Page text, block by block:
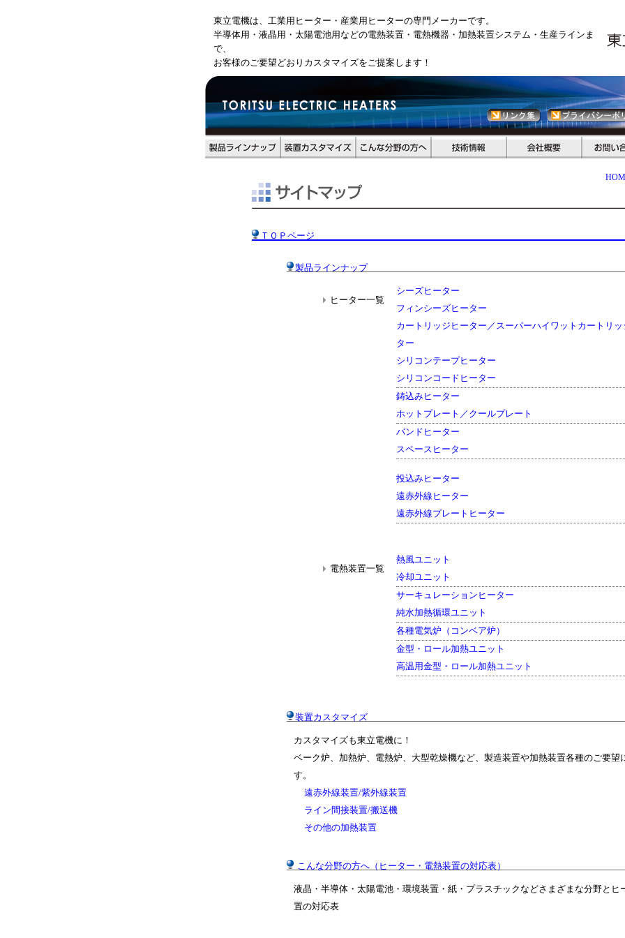
東立電機は、工業用ヒーター・産業用ヒーターの専門メーカーです。
半導体用・液晶用・太陽電池用などの電熱装置・電熱機器・加熱装置システム・生産ラインま
で、
お客様のご要望どおりカスタマイズをご提案します！
ＴＯＰページ
製品ラインナップ
ヒーター一覧
シーズヒーター
フィンシーズヒーター
カートリッジヒーター／スーパーハイワットカートリッ
ター
シリコンテープヒーター
シリコンコードヒーター
鋳込みヒーター
ホットプレート／クールプレート
バンドヒーター
スペースヒーター
投込みヒーター
遠赤外線ヒーター
遠赤外線プレートヒーター
電熱装置一覧
熱風ユニット
冷却ユニット
サーキュレーションヒーター
純水加熱循環ユニット
各種電気炉（コンベア炉）
金型・ロール加熱ユニット
高温用金型・ロール加熱ユニット
装置カスタマイズ
カスタマイズも東立電機に！
ベーク炉、加熱炉、電熱炉、大型乾燥機など、製造装置や加熱装置各種のご要望
す。
遠赤外線装置/紫外線装置
ライン間接装置/搬送機
その他の加熱装置
こんな分野の方へ（ヒーター・電熱装置の対応表）
液晶・半導体・太陽電池・環境装置・紙・プラスチックなどさまざまな分野とヒ
置の対応表